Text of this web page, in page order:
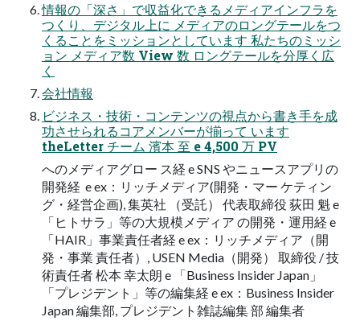
情報の「深さ」で収益化できるメディアインフラを
つくり、デジタル上に メディアのロングテールをつ
くることをミッションとしています 私たちのミッシ
ョン メディア数 View 数 ロングテールを分厚く広
く
会社情報
ビジネス・技術・コンテンツの視点から書き手を成
功させられるコアメンバーが揃って います
theLetter チーム 濱本 至 e 4,500 万 PV
へのメディアグロー ス経 e SNS やニュースアプリの
開発経  e ex：リッチメディア(開発・マー ケティン
グ・経営企画), 集英社 （受託） 代表取締役 荻田 魁 e
「ヒトサラ」等の大規模メディア の開発・運用経 e
「HAIR」事業責任者経 e ex：リッチメディア（開
発・事業 責任者）, USEN Media（開発） 取締役 / 技
術責任者 松本 幸太朗 e 「Business Insider Japan」
「プレジデント」等の編集経 e ex：Business Insider
Japan 編集部, プレジデント雑誌編集 部 編集者